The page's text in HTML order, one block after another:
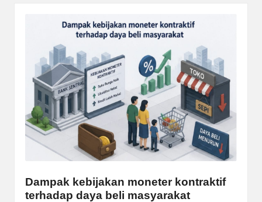
Dampak kebijakan moneter kontraktif
terhadap daya beli masyarakat